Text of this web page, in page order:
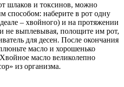
шлаков и токсинов, можно
способом: наберите в рот одну
– хвойного) и на протяжении
не выплевывая, полощите им рот,
для десен. После окончания
масло и хорошенько
масло великолепно
из организма.